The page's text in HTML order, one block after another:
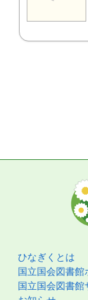
ひなぎくとは
国立国会図書館
国立国会図書館